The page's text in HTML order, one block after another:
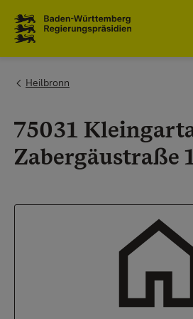
You are here:
Heilbronn
75031
Zabergäustraße